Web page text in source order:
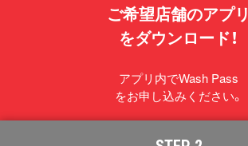
ご希望店舗のアプリ
をダウンロード！
アプリ内でWash Pass
をお申し込みください。